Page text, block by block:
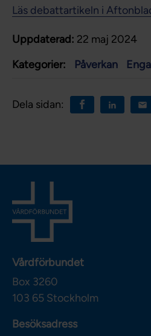
Läs debattartikeln i
Uppdaterad: 22 maj 2024
Kategorier:
Påverkan
Dela sidan:
Vårdförbundet
Box 3260
103 65 Stockholm
Besöksadress